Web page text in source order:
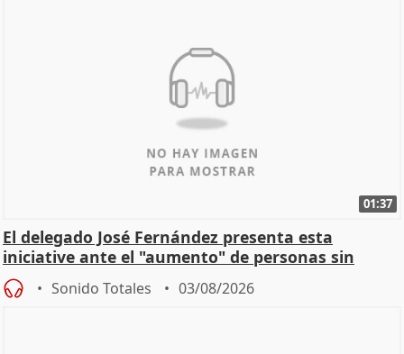
01:37
El delegado José Fernández presenta esta
iniciative ante el "aumento" de personas sin
hogar en Madri
Sonido Totales 03/08/2026